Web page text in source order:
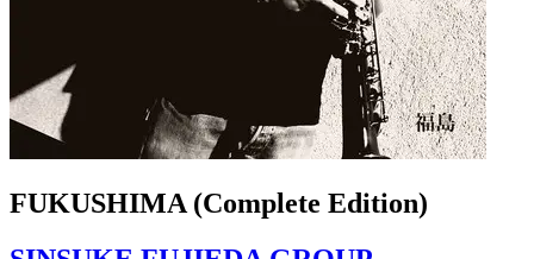
FUKUSHIMA (Complete Edition)